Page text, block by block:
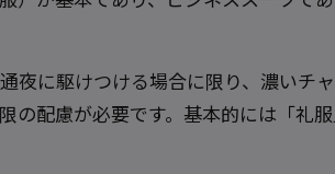
に駆けつける場合に限り、濃いチ
配慮が必要です。基本的には「礼